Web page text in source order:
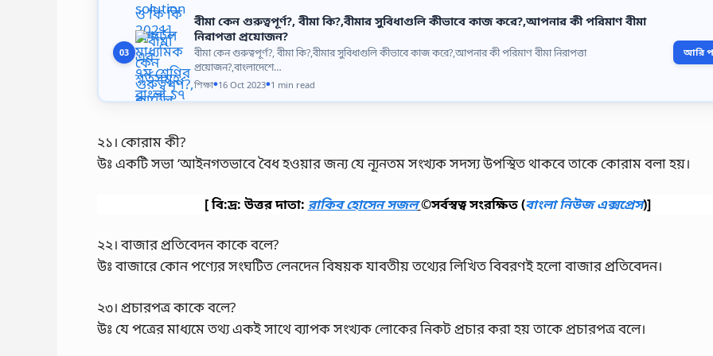
03
বীমা কেন গুরুত্বপূর্ণ?, বীমা কি?,বীমার সুবিধাগুলি কীভাবে কাজ করে?,আপনার কী পরিমাণ বীমা
নিরাপত্তা প্রয়োজন?
বীমা কেন গুরুত্বপূর্ণ?, বীমা কি?,বীমার সুবিধাগুলি কীভাবে কাজ করে?,আপনার কী পরিমাণ বীমা নিরাপত্তা
প্রয়োজন?,বাংলাদেশে…
শিক্ষা●16 Oct 2023●1 min read
আরি
২১। কোরাম কী?
উঃ একটি সভা ‘আইনগতভাবে বৈধ হওয়ার জন্য যে ন্যূনতম সংখ্যক সদস্য উপস্থিত থাকবে তাকে কোরাম বলা হয়।
[ বি:দ্র: উত্তর দাতা: রাকিব হোসেন সজল ©সর্বস্বত্ব সংরক্ষিত (বাংলা নিউজ এক্সপ্রেস)]
২২। বাজার প্রতিবেদন কাকে বলে?
উঃ বাজারে কোন পণ্যের সংঘটিত লেনদেন বিষয়ক যাবতীয় তথ্যের লিখিত বিবরণই হলো বাজার প্রতিবেদন।
২৩। প্রচারপত্র কাকে বলে?
উঃ যে পত্রের মাধ্যমে তথ্য একই সাথে ব্যাপক সংখ্যক লোকের নিকট প্রচার করা হয় তাকে প্রচারপত্র বলে।